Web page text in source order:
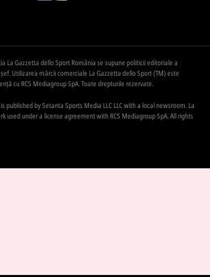
La Gazzetta dello Sport România se supune politicii editoriale a
Utilizarea mărcii comerciale La Gazzetta dello Sport (TM) este
cu RCS Mediagroup SpA. Toate drepturile rezervate.
published by Setanta Sports Media LLC LLC with a local newsroom. La
used under a license agreement with RCS Mediagroup SpA. All rights